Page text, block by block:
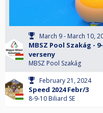
March 9 - March 10,
MBSZ Pool Szakág -
verseny
MBSZ Pool Szakág
February 21, 2024
Speed 2024 Febr/3
8-9-10 Biliard SE